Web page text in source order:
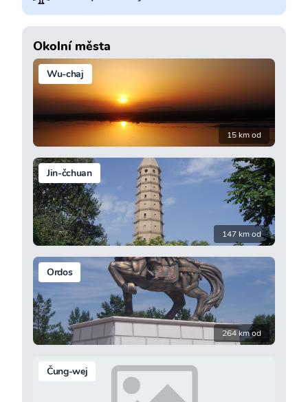
Okolní města
Wu-chaj
15 km od
Jin-čchuan
147 km od
Ordos
264 km od
Čung-wej